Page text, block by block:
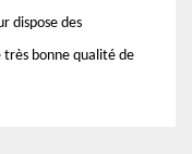
dispose des
bonne qualité de